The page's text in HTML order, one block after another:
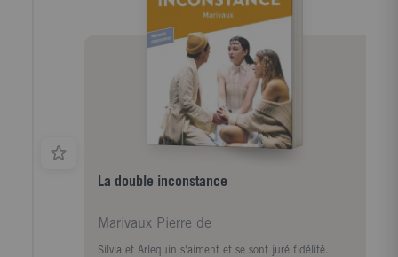
Renart et des Fables de La Fontaine, y apparaît dans
toute sa splendeur, et fait de cette féerie animalière
détonante et cocasse une réflexion sur les affres de la
création artistique, digne d'un véritable chef-
La double inconstance
Marivaux Pierre de
Silvia et Arlequin s'aiment et se sont juré fidélité.